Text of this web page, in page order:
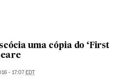
uma cópia do ‘First
- 17:07EDT